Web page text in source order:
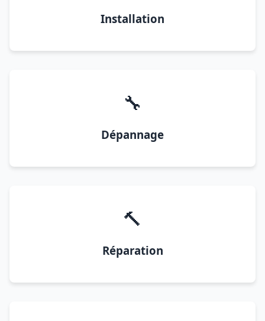
Installation
🔧
Dépannage
🔨
Réparation